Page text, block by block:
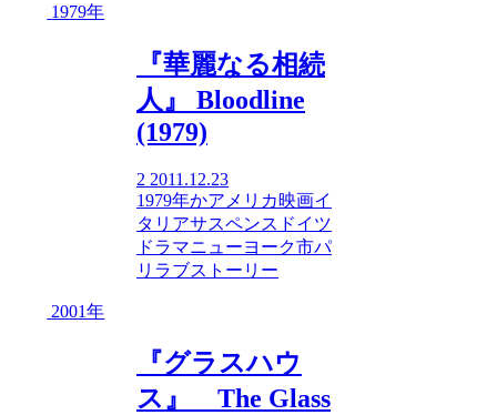
1979年
『華麗なる相続
人』 Bloodline
(1979)
2 2011.12.23
1979年かアメリカ映画イ
タリアサスペンス ドイツ
ドラマニューヨーク市パ
リ ラブストーリー
2001年
『グラスハウ
ス』 The Glass